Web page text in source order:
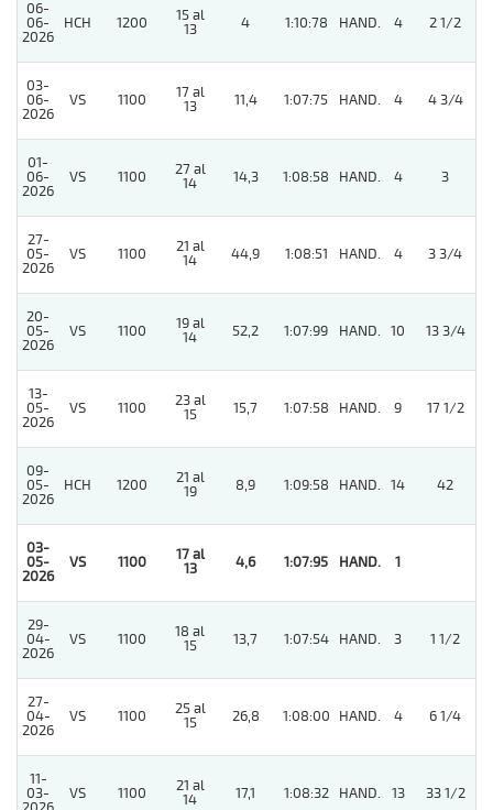
06-
06-
2026
HCH 1200
15 al
13
4 1:10:78 HAND. 4 2 1/2
03-
06-
2026
VS 1100
17 al
13
11,4 1:07:75 HAND. 4 4 3/4
01-
06-
2026
VS 1100
27 al
14
14,3 1:08:58 HAND. 4 3
27-
05-
2026
VS 1100
21 al
14
44,9 1:08:51 HAND. 4 3 3/4
20-
05-
2026
VS 1100
19 al
14
52,2 1:07:99 HAND. 10 13 3/4
13-
05-
2026
VS 1100
23 al
15
15,7 1:07:58 HAND. 9 17 1/2
09-
05-
2026
HCH 1200
21 al
19
8,9 1:09:58 HAND. 14 42
03-
05-
2026
VS 1100
17 al
13
4,6 1:07:95 HAND. 1
29-
04-
2026
VS 1100
18 al
15
13,7 1:07:54 HAND. 3 1 1/2
27-
04-
2026
VS 1100
25 al
15
26,8 1:08:00 HAND. 4 6 1/4
11-
03-
VS 1100
21 al
14
17,1 1:08:32 HAND. 13 33 1/2